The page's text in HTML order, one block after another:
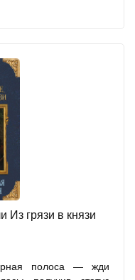
Из грязи в князи
полоса — жди